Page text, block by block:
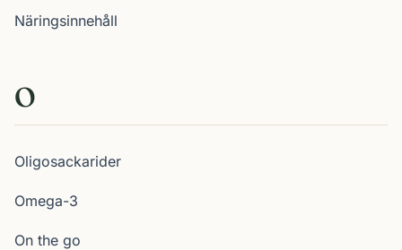
Näringsinnehåll
O
Oligosackarider
Omega-3
On the go